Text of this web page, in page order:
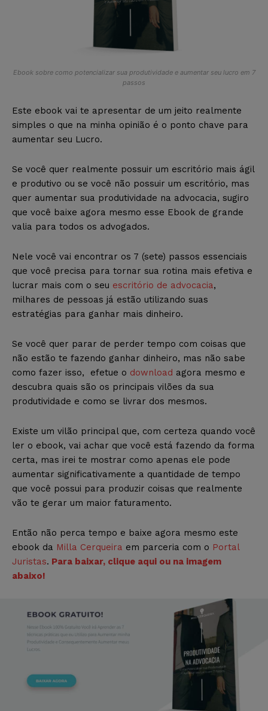
Ebook sobre como potencializar sua produtividade e aumentar seu lucro em 7
passos
Este ebook vai te apresentar de um jeito realmente
simples o que na minha opinião é o ponto chave para
aumentar seu Lucro.
Se você quer realmente possuir um escritório mais ágil
e produtivo ou se você não possuir um escritório, mas
quer aumentar sua produtividade na advocacia, sugiro
que você baixe agora mesmo esse Ebook de grande
valia para todos os advogados.
Nele você vai encontrar os 7 (sete) passos essenciais
que você precisa para tornar sua rotina mais efetiva e
lucrar mais com o seu escritório de advocacia,
milhares de pessoas já estão utilizando suas
estratégias para ganhar mais dinheiro.
Se você quer parar de perder tempo com coisas que
não estão te fazendo ganhar dinheiro, mas não sabe
como fazer isso, efetue o download agora mesmo e
descubra quais são os principais vilões da sua
produtividade e como se livrar dos mesmos.
Existe um vilão principal que, com certeza quando você
ler o ebook, vai achar que você está fazendo da forma
certa, mas irei te mostrar como apenas ele pode
aumentar significativamente a quantidade de tempo
que você possui para produzir coisas que realmente
vão te gerar um maior faturamento.
Então não perca tempo e baixe agora mesmo este
ebook da Milla Cerqueira em parceria com o Portal
Juristas. Para baixar, clique aqui ou na imagem
abaixo!